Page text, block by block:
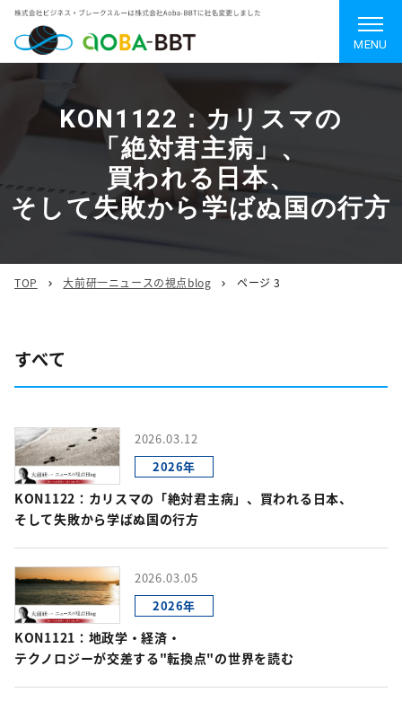
MENU
KON1122：カリスマの
「絶対君主病」、
買われる日本、
そして失敗から学ばぬ国の行方
TOP 大前研一ニュースの視点blog ページ 3
すべて
2026.03.12
2026年
KON1122：カリスマの「絶対君主病」、買われる日本、
そして失敗から学ばぬ国の行方
2026.03.05
2026年
KON1121：地政学・経済・
テクノロジーが交差する"転換点"の世界を読む